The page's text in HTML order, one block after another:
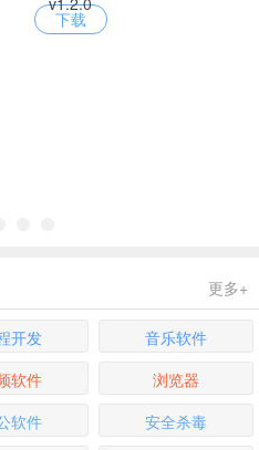
下载
更多+
开发
音乐软件
软件
浏览器
软件
安全杀毒